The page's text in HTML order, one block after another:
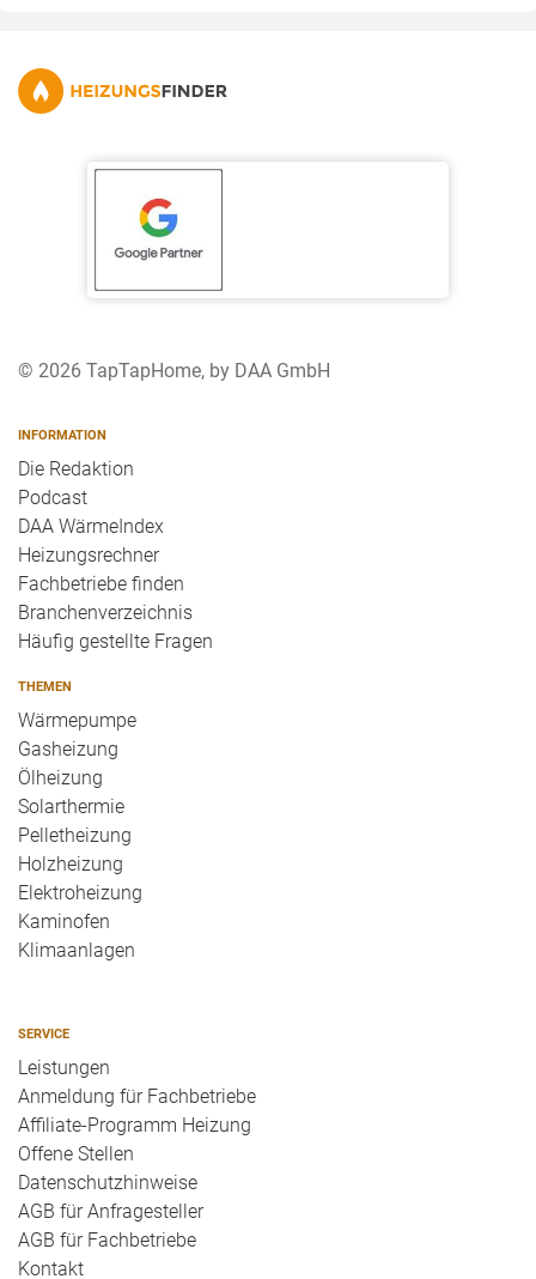
© 2026 TapTapHome, by DAA GmbH
INFORMATION
Die Redaktion
Podcast
DAA WärmeIndex
Heizungsrechner
Fachbetriebe finden
Branchenverzeichnis
Häufig gestellte Fragen
THEMEN
Wärmepumpe
Gasheizung
Ölheizung
Solarthermie
Pelletheizung
Holzheizung
Elektroheizung
Kaminofen
Klimaanlagen
SERVICE
Leistungen
Anmeldung für Fachbetriebe
Affiliate-Programm Heizung
Offene Stellen
Datenschutzhinweise
AGB für Anfragesteller
AGB für Fachbetriebe
Kontakt